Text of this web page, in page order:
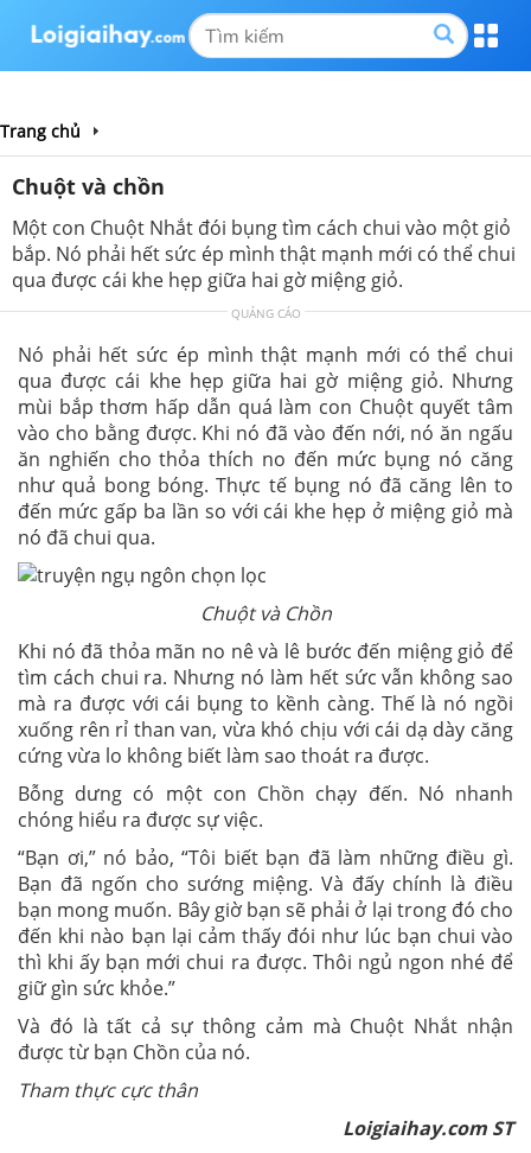
Trang chủ
Chuột và chồn
Một con Chuột Nhắt đói bụng tìm cách chui vào một giỏ
bắp. Nó phải hết sức ép mình thật mạnh mới có thể chui
qua được cái khe hẹp giữa hai gờ miệng giỏ.
QUẢNG CÁO
Nó phải hết sức ép mình thật mạnh mới có thể chui
qua được cái khe hẹp giữa hai gờ miệng giỏ. Nhưng
mùi bắp thơm hấp dẫn quá làm con Chuột quyết tâm
vào cho bằng được. Khi nó đã vào đến nới, nó ăn ngấu
ăn nghiến cho thỏa thích no đến mức bụng nó căng
như quả bong bóng. Thực tế bụng nó đã căng lên to
đến mức gấp ba lần so với cái khe hẹp ở miệng giỏ mà
nó đã chui qua.
Chuột và Chồn
Khi nó đã thỏa mãn no nê và lê bước đến miệng giỏ để
tìm cách chui ra. Nhưng nó làm hết sức vẫn không sao
mà ra được với cái bụng to kềnh càng. Thế là nó ngồi
xuống rên rỉ than van, vừa khó chịu với cái dạ dày căng
cứng vừa lo không biết làm sao thoát ra được.
Bỗng dưng có một con Chồn chạy đến. Nó nhanh
chóng hiểu ra được sự việc.
“Bạn ơi,” nó bảo, “Tôi biết bạn đã làm những điều gì.
Bạn đã ngốn cho sướng miệng. Và đấy chính là điều
bạn mong muốn. Bây giờ bạn sẽ phải ở lại trong đó cho
đến khi nào bạn lại cảm thấy đói như lúc bạn chui vào
thì khi ấy bạn mới chui ra được. Thôi ngủ ngon nhé để
giữ gìn sức khỏe.”
Và đó là tất cả sự thông cảm mà Chuột Nhắt nhận
được từ bạn Chồn của nó.
Tham thực cực thân
Loigiaihay.com ST